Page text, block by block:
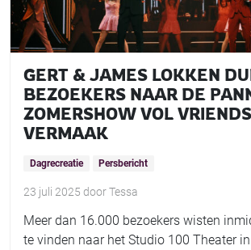
GERT & JAMES LOKKEN
BEZOEKERS NAAR DE
ZOMERSHOW VOL
VERMAAK
Dagrecreatie Persbericht
23 juli 2025 doorTessa
Meer dan 16.000 bezoekers wisten
te vinden naar het Studio 100 Theater